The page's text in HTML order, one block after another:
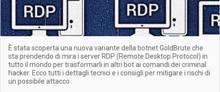
È stata scoperta una nuova variante della botnet GoldBrute che
sta prendendo di mira i server RDP (Remote Desktop Protocol) in
tutto il mondo per trasformarli in altri bot ai comandi dei criminal
hacker. Ecco tutti i dettagli tecnici e i consigli per mitigare i rischi di
un possibile attacco